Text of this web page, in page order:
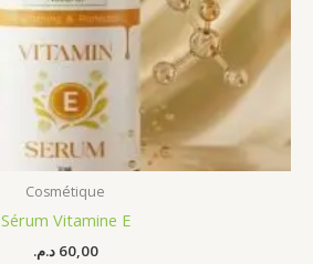
Cosmétique
Sérum Vitamine E
60,00 د.م.